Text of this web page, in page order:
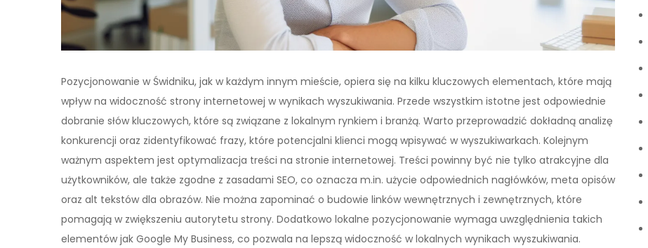
Pozycjonowanie w Świdniku, jak w każdym innym mieście, opiera się na kilku kluczowych elementach, które mają
wpływ na widoczność strony internetowej w wynikach wyszukiwania. Przede wszystkim istotne jest odpowiednie
dobranie słów kluczowych, które są związane z lokalnym rynkiem i branżą. Warto przeprowadzić dokładną analizę
konkurencji oraz zidentyfikować frazy, które potencjalni klienci mogą wpisywać w wyszukiwarkach. Kolejnym
ważnym aspektem jest optymalizacja treści na stronie internetowej. Treści powinny być nie tylko atrakcyjne dla
użytkowników, ale także zgodne z zasadami SEO, co oznacza m.in. użycie odpowiednich nagłówków, meta opisów
oraz alt tekstów dla obrazów. Nie można zapominać o budowie linków wewnętrznych i zewnętrznych, które
pomagają w zwiększeniu autorytetu strony. Dodatkowo lokalne pozycjonowanie wymaga uwzględnienia takich
elementów jak Google My Business, co pozwala na lepszą widoczność w lokalnych wynikach wyszukiwania.